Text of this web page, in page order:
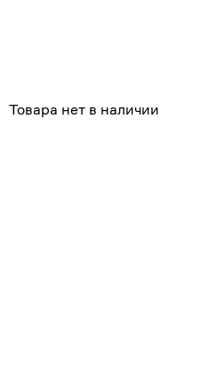
Товара нет в наличии